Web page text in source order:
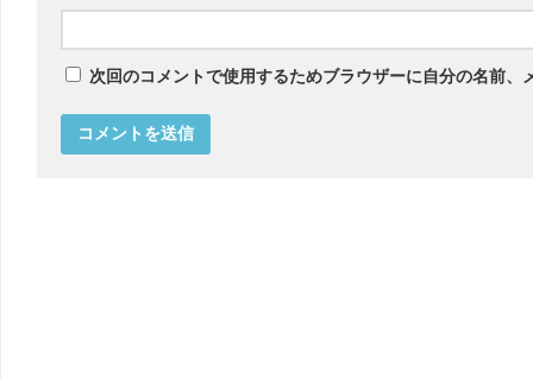
次回のコメントで使用するためブラウザーに自分の名前、